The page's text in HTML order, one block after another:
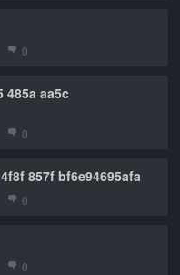
0
485a aa5c
0
857f bf6e94695afa
0
0